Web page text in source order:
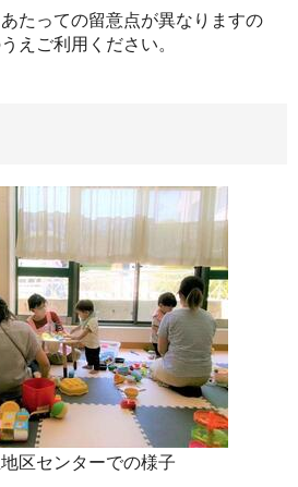
たっての留意点が異なりますの
えご利用ください。
区センターでの様子